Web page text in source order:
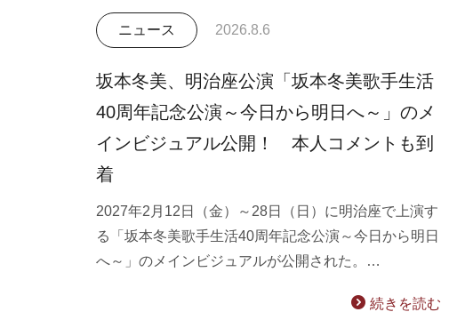
ニュース 2026.8.6
坂本冬美、明治座公演「坂本冬美歌手生活
40周年記念公演～今日から明日へ～」のメ
インビジュアル公開！ 本人コメントも到
着
2027年2月12日（金）～28日（日）に明治座で上演す
る「坂本冬美歌手生活40周年記念公演～今日から明日
へ～」のメインビジュアルが公開された。…
続きを読む